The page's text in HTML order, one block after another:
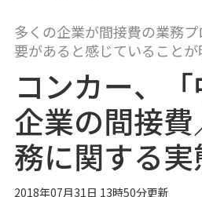
多くの企業が間接費の業務
要があると感じていることが
コンカー、
企業の間接
務に関する実
2018年07月31日 13時50分更新